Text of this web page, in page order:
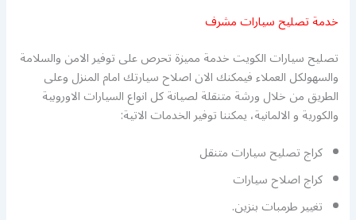
خدمة تصليح سيارات مشرف
تصليح سيارات الكويت خدمة مميزة تحرص على توفير الامن والسلامة
والسهولكل العملاء فيمكنك الان اصلاح سيارتك امام المنزل وعلى
الطريق من خلال ورشة متنقلة لصيانة كل انواع السيارات الاوروبية
والكورية و الالمانية، يمكننا توفير الخدمات الاتية:
كراج تصليح سيارات متنقل
كراج اصلاح سيارات
تغيير طرمبات بنزين.